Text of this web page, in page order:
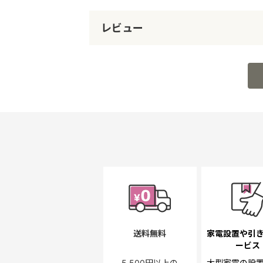
レビュー
送料無料 家電設置や引
ービス